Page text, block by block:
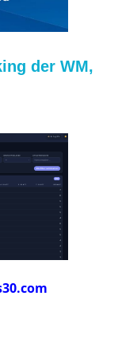
der WM,